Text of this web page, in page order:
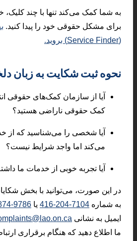
به شما کمک می‌کند تنها با چند
برای مشکل حقوقی خود را پیدا کنید.
(Service Finder) بروید.
نحوه ثبت شکایت به زبان
آیا از سازمان کمک‌های حقوقی
کمک حقوقی ناراضی هستید؟
آیا شخصی را می‌شناسید که از
می‌کند اما واجد شرایط نیست؟
آیا تجربه خوبی از خدمات ما
در این صورت، می‌توانید با بخش
به شماره 416-204-7104 یا 9786
ایمیل به نشانی
ما اطلاع دهید که هنگام برقراری